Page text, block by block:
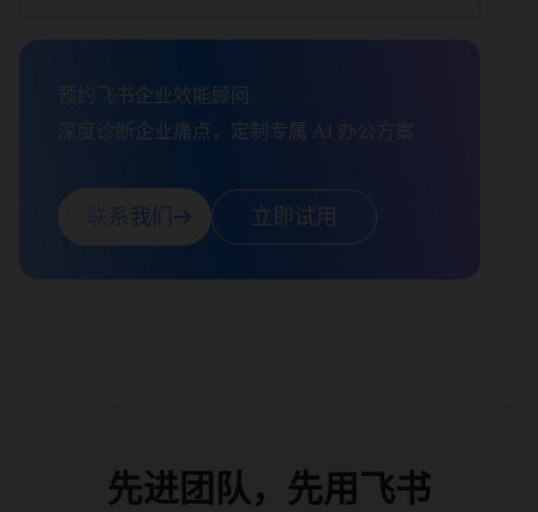
预约飞书企业效能顾问
深度诊断企业痛点，定制专属 AI 办公方案
联系我们 立即试用
先进团队，先用飞书